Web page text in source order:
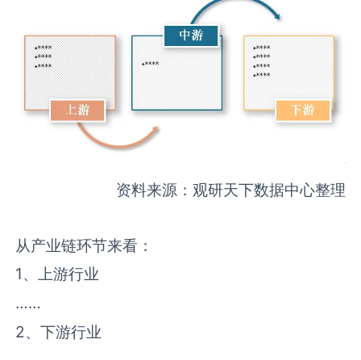
资料来源：观研天下数据中心整理
从产业链环节来看：
1、上游行业
……
2、下游行业